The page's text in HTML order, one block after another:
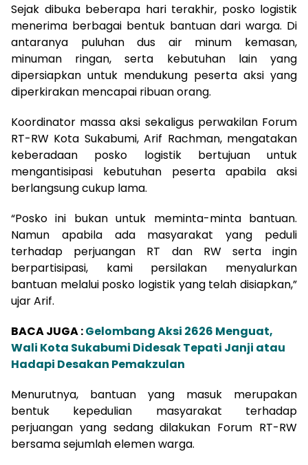
Sejak dibuka beberapa hari terakhir, posko logistik
menerima berbagai bentuk bantuan dari warga. Di
antaranya puluhan dus air minum kemasan,
minuman ringan, serta kebutuhan lain yang
dipersiapkan untuk mendukung peserta aksi yang
diperkirakan mencapai ribuan orang.
Koordinator massa aksi sekaligus perwakilan Forum
RT-RW Kota Sukabumi, Arif Rachman, mengatakan
keberadaan posko logistik bertujuan untuk
mengantisipasi kebutuhan peserta apabila aksi
berlangsung cukup lama.
“Posko ini bukan untuk meminta-minta bantuan.
Namun apabila ada masyarakat yang peduli
terhadap perjuangan RT dan RW serta ingin
berpartisipasi, kami persilakan menyalurkan
bantuan melalui posko logistik yang telah disiapkan,”
ujar Arif.
BACA JUGA :Gelombang Aksi 2626 Menguat,
Wali Kota Sukabumi Didesak Tepati Janji atau
Hadapi Desakan Pemakzulan
Menurutnya, bantuan yang masuk merupakan
bentuk kepedulian masyarakat terhadap
perjuangan yang sedang dilakukan Forum RT-RW
bersama sejumlah elemen warga.